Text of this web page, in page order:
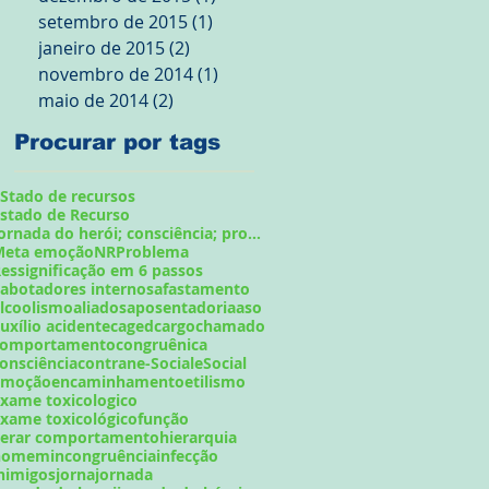
setembro de 2015(1)
janeiro de 2015(2)
novembro de 2014(1)
maio de 2014(2)
Procurar por tags
de recursos
de Recurso
Jornada do herói; consciência; problema;
emoçãoNRProblema
em 6 passos
internosafastamento
aliadosaposentadoriaaso
acidentecagedcargochamado
congruênica
contrane-SocialeSocial
encaminhamentoetilismo
toxicologico
toxicológicofunção
comportamentohierarquia
incongruênciainfecção
jornajornada